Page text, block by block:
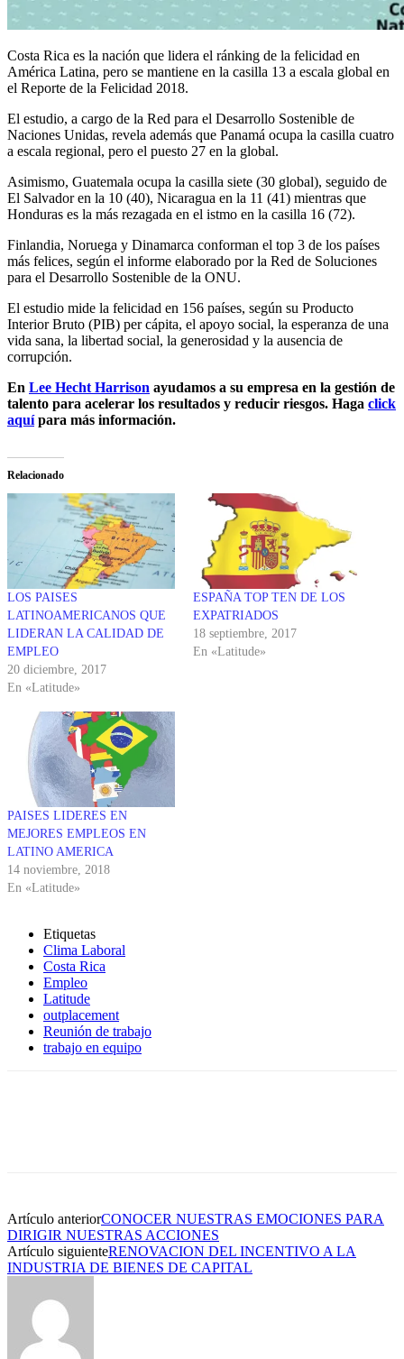
Costa Rica es la nación que lidera el ránking de la felicidad en
América Latina, pero se mantiene en la casilla 13 a escala global en
el Reporte de la Felicidad 2018.
El estudio, a cargo de la Red para el Desarrollo Sostenible de
Naciones Unidas, revela además que Panamá ocupa la casilla cuatro
a escala regional, pero el puesto 27 en la global.
Asimismo, Guatemala ocupa la casilla siete (30 global), seguido de
El Salvador en la 10 (40), Nicaragua en la 11 (41) mientras que
Honduras es la más rezagada en el istmo en la casilla 16 (72).
Finlandia, Noruega y Dinamarca conforman el top 3 de los países
más felices, según el informe elaborado por la Red de Soluciones
para el Desarrollo Sostenible de la ONU.
El estudio mide la felicidad en 156 países, según su Producto
Interior Bruto (PIB) per cápita, el apoyo social, la esperanza de una
vida sana, la libertad social, la generosidad y la ausencia de
corrupción.
En Lee Hecht Harrison ayudamos a su empresa en la gestión de
talento para acelerar los resultados y reducir riesgos. Haga click
aquípara más información.
Relacionado
LOS PAISES
LATINOAMERICANOS QUE
LIDERAN LA CALIDAD DE
EMPLEO
20 diciembre, 2017
En «Latitude»
ESPAÑA TOP TEN DE LOS
EXPATRIADOS
18 septiembre, 2017
En «Latitude»
PAISES LIDERES EN
MEJORES EMPLEOS EN
LATINO AMERICA
14 noviembre, 2018
En «Latitude»
Etiquetas
Clima Laboral
Costa Rica
Empleo
Latitude
outplacement
Reunión de trabajo
trabajo en equipo
Artículo anteriorCONOCER NUESTRAS EMOCIONES PARA
DIRIGIR NUESTRAS ACCIONES
Artículo siguienteRENOVACION DEL INCENTIVO A LA
INDUSTRIA DE BIENES DE CAPITAL